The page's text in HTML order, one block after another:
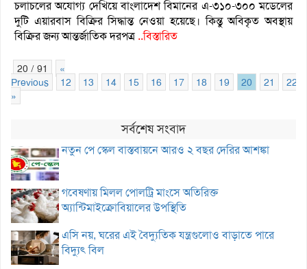
চলাচলের অযোগ্য দেখিয়ে বাংলাদেশ বিমানের এ-৩১০-৩০০ মডেলের
দুটি এয়ারবাস বিক্রির সিদ্ধান্ত নেওয়া হয়েছে। কিন্তু অবিকৃত অবস্থায়
বিক্রির জন্য আন্তর্জাতিক দরপত্র ..বিস্তারিত
20 / 91
«
Previous
12 13 14 15 16 17 18 19 20 21
22
»
সর্বশেষ সংবাদ
নতুন পে স্কেল বাস্তবায়নে আরও ২ বছর দেরির আশঙ্কা
গবেষণায় মিলল পোলট্রি মাংসে অতিরিক্ত
অ্যান্টিমাইক্রোবিয়ালের উপস্থিতি
এসি নয়, ঘরের এই বৈদ্যুতিক যন্ত্রগুলোও বাড়াতে পারে
বিদ্যুৎ বিল